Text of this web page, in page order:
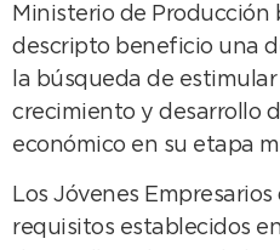
Ministerio de Producción
descripto beneficio una
la búsqueda de
crecimiento y desarrollo
económico en su etapa
Los Jóvenes
requisitos establecidos